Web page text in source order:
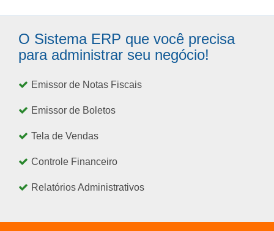
O Sistema ERP que você precisa
para administrar seu negócio!
Emissor de Notas Fiscais
Emissor de Boletos
Tela de Vendas
Controle Financeiro
Relatórios Administrativos